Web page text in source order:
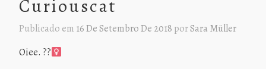
Curiouscat
Publicado em 16 De Setembro De 2018 porSara Müller
Oiee. ??‍